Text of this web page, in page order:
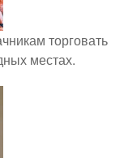
торговать
местах.